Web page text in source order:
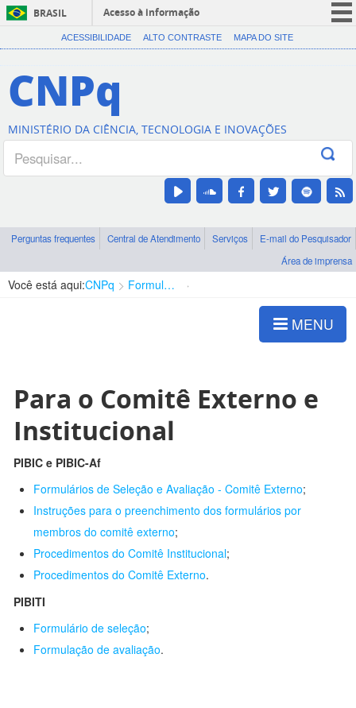
BRASIL
Acesso à informação
CORONAVÍRUS (COVID-19)
Canais
ACESSIBILIDADE ALTO CONTRASTE MAPA DO SITE
CNPq
MINISTÉRIO DA CIÊNCIA, TECNOLOGIA E INOVAÇÕES
Perguntas frequentes Central de Atendimento Serviços
E-mail do Pesquisador
Área de imprensa
Você está aqui:CNPq Formulários e Orientações
MENU
Para o Comitê Externo e
Institucional
PIBIC e PIBIC-Af
Formulários de Seleção e Avaliação - Comitê Externo;
Instruções para o preenchimento dos formulários por
membros do comitê externo;
Procedimentos do Comitê Institucional;
Procedimentos do Comitê Externo.
PIBITI
Formulário de seleção;
Formulação de avaliação.